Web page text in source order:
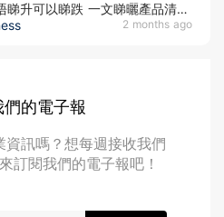
2 months ago
睇升可以睇跌 一文睇曬產品清單
開陷阱同節省費用
的電子報
訊嗎？想每週接收我們
訂閱我們的電子報吧！